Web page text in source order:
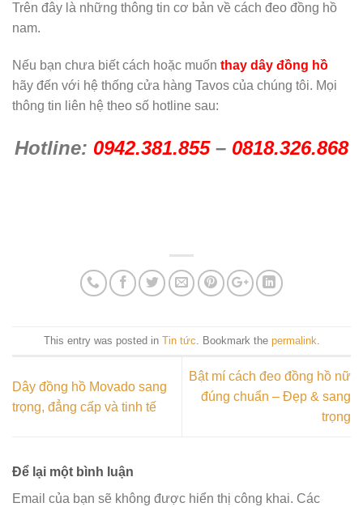
Trên đây là những thông tin cơ bản về cách đeo đồng hồ
nam.
Nếu bạn chưa biết cách hoặc muốn thay dây đồng hồ
hãy đến với hệ thống cửa hàng Tavos của chúng tôi. Mọi
thông tin liên hệ theo số hotline sau:
Hotline: 0942.381.855– 0818.326.868
This entry was posted in Tin tức . Bookmark the permalink
Dây đồng hồ Movado sang
trọng, đẳng cấp và tinh tế
Bật mí cách đeo đồng hồ nữ
đúng chuẩn – Đẹp & sang
trọng
Để lại một bình luận
Email của bạn sẽ không được hiển thị công khai. Các